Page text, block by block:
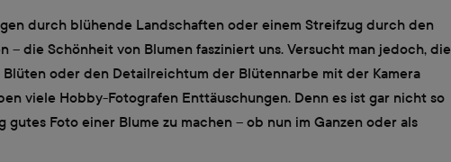
durch blühende Landschaften oder einem Streifzug durch den
– die Schönheit von Blumen fasziniert uns. Versucht man jedoch, die
oder den Detailreichtum der Blütennarbe mit der Kamera
viele Hobby-Fotografen Enttäuschungen. Denn es ist gar nicht so
gutes Foto einer Blume zu machen – ob nun im Ganzen oder als